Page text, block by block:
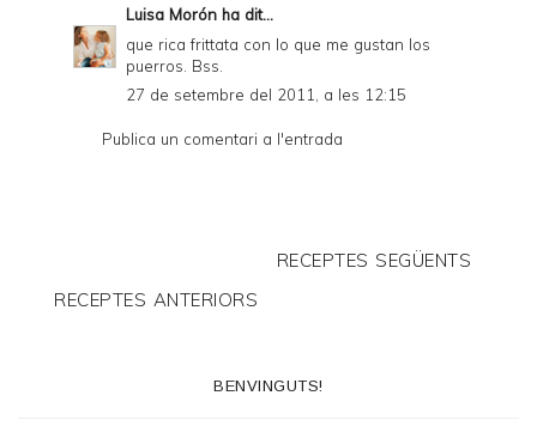
Luisa Morón ha dit...
que rica frittata con lo que me gustan los
puerros. Bss.
27 de setembre del 2011, a les 12:15
Publica un comentari a l'entrada
RECEPTES SEGÜENTS
RECEPTES ANTERIORS
BENVINGUTS!